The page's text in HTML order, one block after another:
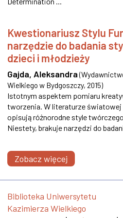
Kwestionariusz Stylu
narzędzie do badania
dzieci i młodzieży
Gajda, Aleksandra (
Wielkiego w Bydgoszczy, 2015)
Istotnym aspektem pomiaru
tworzenia. W literaturze
opisują różnorodne style
Niestety, brakuje narzędzi do
Zobacz więcej
Biblioteka Uniwersytetu
Kazimierza Wielkiego